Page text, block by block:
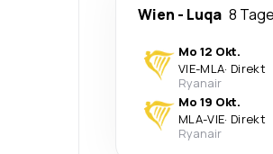
Wien - Luqa 8 Tage
Mo 12 Okt.
VIE-MLA· Direkt
Ryanair
Mo 19 Okt.
MLA-VIE· Direkt
Ryanair